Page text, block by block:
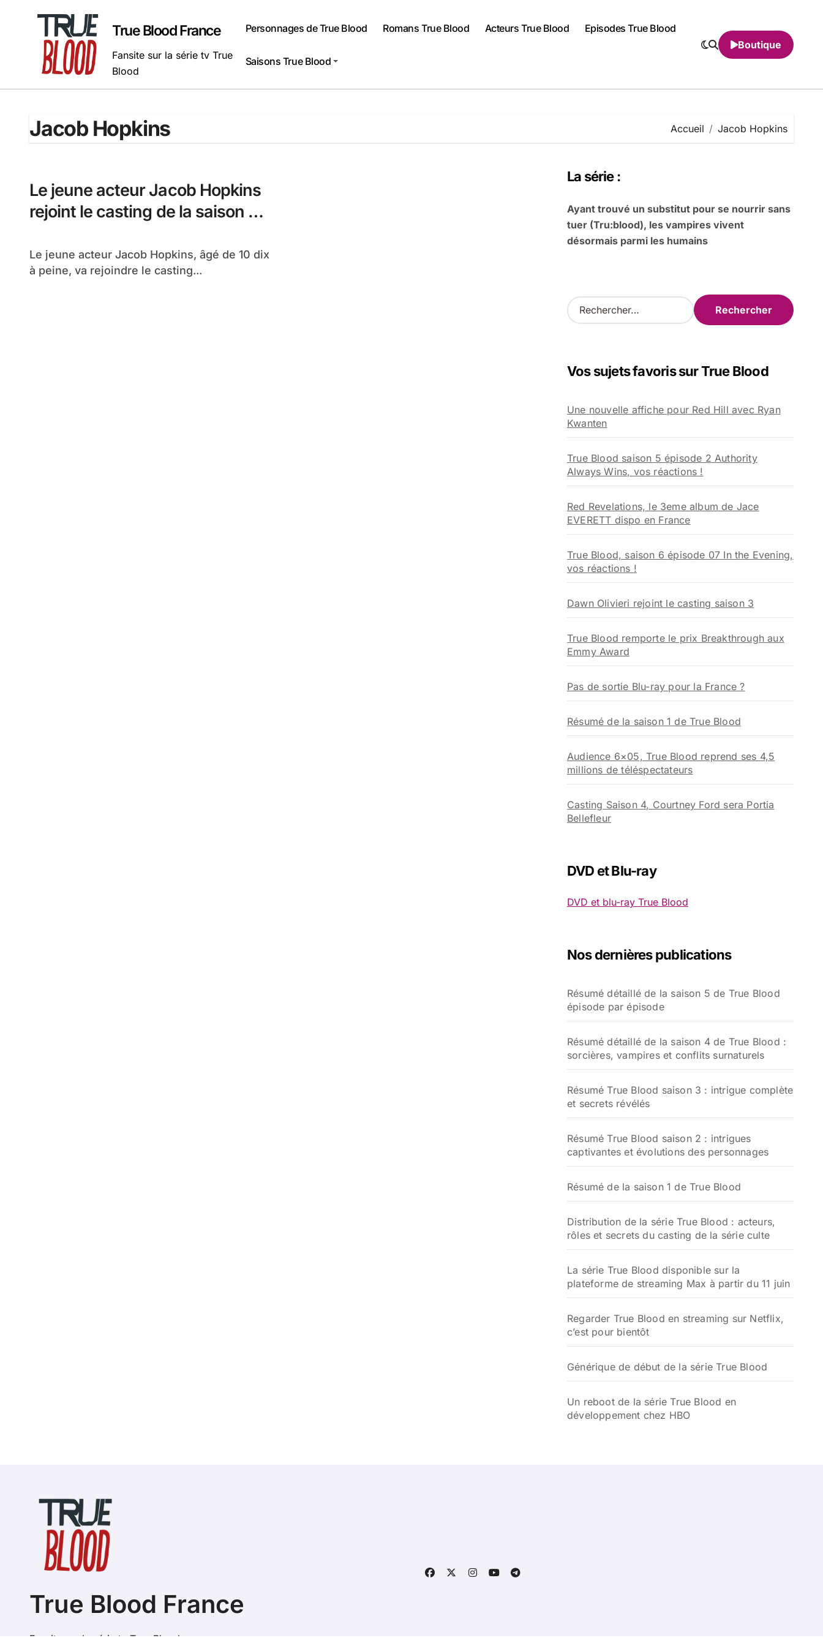
True Blood France
Fansite sur la série tv True
Blood
Personnages de True Blood Romans True Blood Acteurs True Blood Episodes True Blood
Saisons True Blood
Boutique
Jacob Hopkins Accueil Jacob Hopkins
Le jeune acteur Jacob Hopkins
rejoint le casting de la saison 5
Le jeune acteur Jacob Hopkins, âgé de 10 dix
à peine, va rejoindre le casting...
La série :
Ayant trouvé un substitut pour se nourrir sans
tuer (Tru:blood), les vampires vivent
désormais parmi les humains
R
e
r
e
r
Vos sujets favoris sur True Blood
Une nouvelle affiche pour Red Hill avec Ryan
Kwanten
True Blood saison 5 épisode 2 Authority
Always Wins, vos réactions !
Red Revelations, le 3eme album de Jace
EVERETT dispo en France
True Blood, saison 6 épisode 07 In the Evening,
vos réactions !
Dawn Olivieri rejoint le casting saison 3
True Blood remporte le prix Breakthrough aux
Emmy Award
Pas de sortie Blu-ray pour la France ?
Résumé de la saison 1 de True Blood
Audience 6×05, True Blood reprend ses 4,5
millions de téléspectateurs
Casting Saison 4, Courtney Ford sera Portia
Bellefleur
DVD et Blu-ray
DVD et blu-ray True Blood
Nos dernières publications
Résumé détaillé de la saison 5 de True Blood
épisode par épisode
Résumé détaillé de la saison 4 de True Blood :
sorcières, vampires et conflits surnaturels
Résumé True Blood saison 3 : intrigue complète
et secrets révélés
Résumé True Blood saison 2 : intrigues
captivantes et évolutions des personnages
Résumé de la saison 1 de True Blood
Distribution de la série True Blood : acteurs,
rôles et secrets du casting de la série culte
La série True Blood disponible sur la
plateforme de streaming Max à partir du 11 juin
Regarder True Blood en streaming sur Netflix,
c’est pour bientôt
Générique de début de la série True Blood
Un reboot de la série True Blood en
développement chez HBO
True Blood France
Fansite sur la série tv True Blood